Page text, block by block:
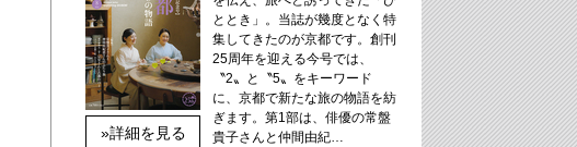
»詳細を見る
ととき」。当誌が幾度となく特
集してきたのが京都です。創刊
25周年を迎える今号では、
〝2〟と〝5〟をキーワード
に、京都で新たな旅の物語を紡
ぎます。第1部は、俳優の常盤
貴子さんと仲間由紀…